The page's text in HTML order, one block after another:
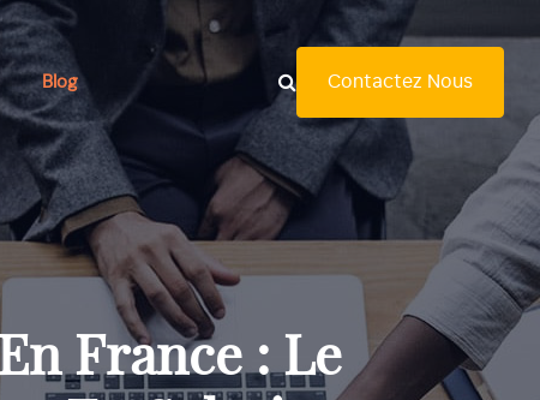
Blog Contactez Nous
France : Le